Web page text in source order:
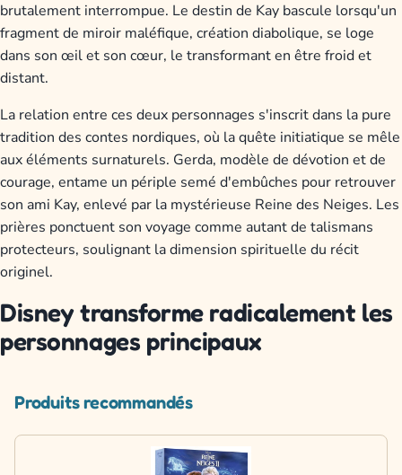
brutalement interrompue. Le destin de Kay bascule lorsqu'un
fragment de miroir maléfique, création diabolique, se loge
dans son œil et son cœur, le transformant en être froid et
distant.
La relation entre ces deux personnages s'inscrit dans la pure
tradition des contes nordiques, où la quête initiatique se mêle
aux éléments surnaturels. Gerda, modèle de dévotion et de
courage, entame un périple semé d'embûches pour retrouver
son ami Kay, enlevé par la mystérieuse Reine des Neiges. Les
prières ponctuent son voyage comme autant de talismans
protecteurs, soulignant la dimension spirituelle du récit
originel.
Disney transforme radicalement les
personnages principaux
Produits recommandés